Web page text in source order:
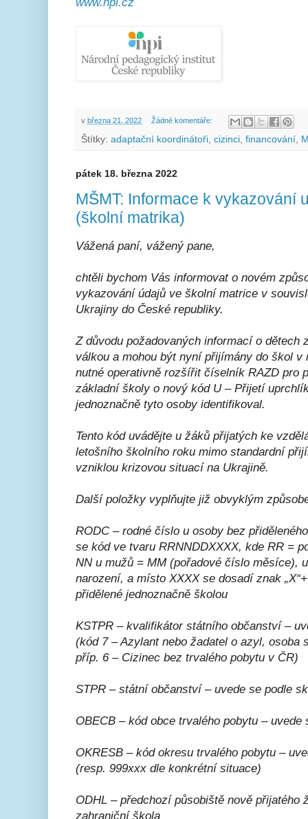
v března 21, 2022 Žádné komentáře:
Štítky: adaptační koordinátoři cizinci financování
pátek 18. března 2022
MŠMT: Informace k vykazování
(školní matrika)
Vážená paní, vážený pane,
chtěli bychom Vás informovat o novém
vykazování údajů ve školní matrice v
Ukrajiny do České republiky.
Z důvodu požadovaných informací o dětech
válkou a mohou být nyní přijímány do škol v
nutné operativně rozšířit číselník RAZD pro
základní školy o nový kód U – Přijetí
jednoznačně tyto osoby identifikoval.
Tento kód uvádějte u žáků přijatých ke
letošního školního roku mimo standardní
vzniklou krizovou situací na Ukrajině.
Další položky vyplňujte již obvyklým
RODC – rodné číslo u osoby bez
se kód ve tvaru RRNNDDXXXX, kde RR =
NN u mužů = MM (pořadové číslo měsíce),
narození, a místo XXXX se dosadí znak
přidělené jednoznačně školou
KSTPR – kvalifikátor státního občanství –
(kód 7 – Azylant nebo žadatel o azyl, osoba
příp. 6 – Cizinec bez trvalého pobytu v ČR)
STPR – státní občanství – uvede se podle
OBECB – kód obce trvalého pobytu – uvede
OKRESB – kód okresu trvalého pobytu –
(resp. 999xxx dle konkrétní situace)
ODHL – předchozí působiště nově přijatého
zahraniční škola